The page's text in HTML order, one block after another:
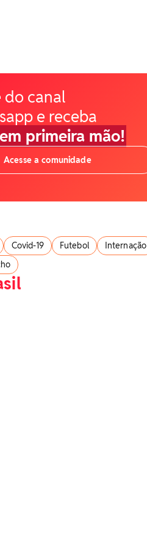
do canal
e receba
primeira mão!
Acesse a comunidade
Covid-19 Futebol Internação